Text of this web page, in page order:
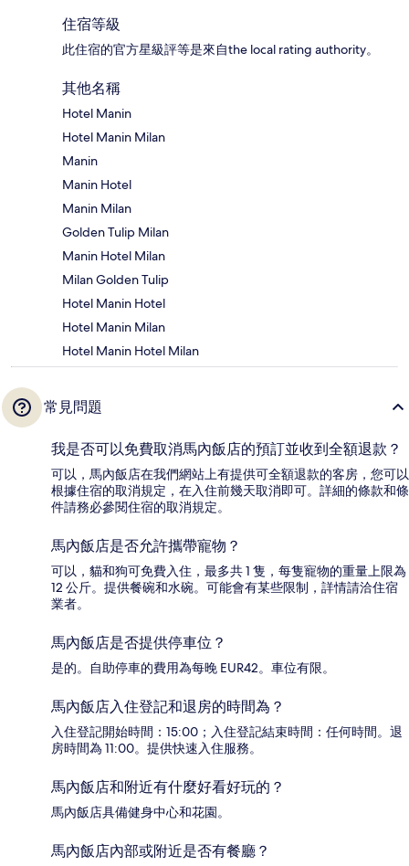
住宿等級
此住宿的官方星級評等是來自the local rating authority。
其他名稱
Hotel Manin
Hotel Manin Milan
Manin
Manin Hotel
Manin Milan
Golden Tulip Milan
Manin Hotel Milan
Milan Golden Tulip
Hotel Manin Hotel
Hotel Manin Milan
Hotel Manin Hotel Milan
常見問題
我是否可以免費取消馬內飯店的預訂並收到全額退款？
可以，馬內飯店在我們網站上有提供可全額退款的客房，您可以
根據住宿的取消規定，在入住前幾天取消即可。詳細的條款和條
件請務必參閱住宿的取消規定。
馬內飯店是否允許攜帶寵物？
可以，貓和狗可免費入住，最多共 1 隻，每隻寵物的重量上限為
12 公斤。提供餐碗和水碗。可能會有某些限制，詳情請洽住宿
業者。
馬內飯店是否提供停車位？
是的。自助停車的費用為每晚 EUR42。車位有限。
馬內飯店入住登記和退房的時間為？
入住登記開始時間：15:00；入住登記結束時間：任何時間。退
房時間為 11:00。提供快速入住服務。
馬內飯店和附近有什麼好看好玩的？
馬內飯店具備健身中心和花園。
馬內飯店內部或附近是否有餐廳？